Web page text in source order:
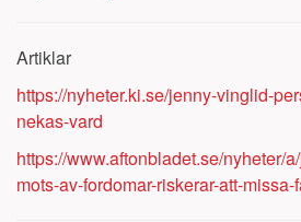
Artiklar
https://nyheter.ki.se/jenny-vinglid-
nekas-vard
https://www.aftonbladet.se/nyheter/
mots-av-fordomar-riskerar-att-